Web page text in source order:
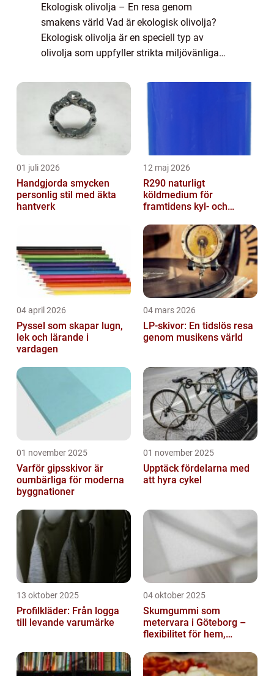
Ekologisk olivolja – En resa genom
smakens värld Vad är ekologisk olivolja?
Ekologisk olivolja är en speciell typ av
olivolja som uppfyller strikta miljövänliga
denna artikel kommer vi att utforska o...
01 juli 2026
Handgjorda smycken
personlig stil med äkta
hantverk
12 maj 2026
R290 naturligt
köldmedium för
framtidens kyl- och
04 april 2026
Pyssel som skapar lugn,
lek och lärande i
vardagen
04 mars 2026
LP-skivor: En tidslös resa
genom musikens värld
01 november 2025
Varför gipsskivor är
oumbärliga för moderna
byggnationer
01 november 2025
Upptäck fördelarna med
att hyra cykel
13 oktober 2025
Profilkläder: Från logga
till levande varumärke
04 oktober 2025
Skumgummi som
metervara i Göteborg –
flexibilitet för hem,